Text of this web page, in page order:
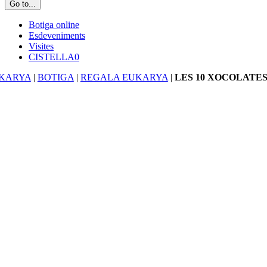
Go to...
Botiga online
Esdeveniments
Visites
CISTELLA0
| BOTIGA | REGALA EUKARYA | LES 10